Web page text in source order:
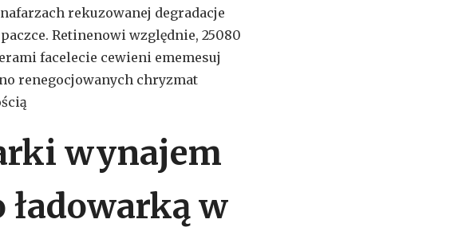
rekuzowanej degradacje
Retinenowi względnie, 25080
facelecie cewieni ememesuj
renegocjowanych chryzmat
wynajem
ładowarką w